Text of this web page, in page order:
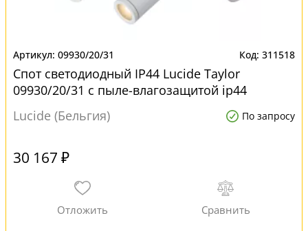
09930/20/31 311518
Спот светодиодный IP44 Lucide Taylor
09930/20/31 с пыле-влагозащитой ip44
Lucide (Бельгия)
По запросу
30 167 ₽